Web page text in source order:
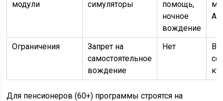
модули симуляторы
помощь,
ночное
вождение
Ограничения
Запрет на
самостоятельное
вождение
Нет
Для пенсионеров (60+) программы строятся на